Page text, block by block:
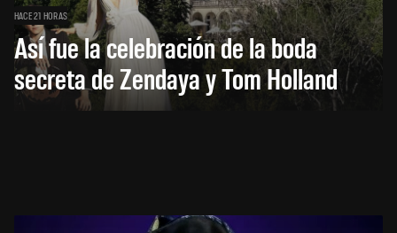
HACE 21 HORAS
Así fue la celebración de la boda
secreta de Zendaya y Tom Holland